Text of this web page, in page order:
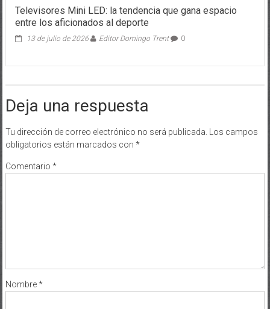
Televisores Mini LED: la tendencia que gana espacio
entre los aficionados al deporte
13 de julio de 2026 Editor Domingo Trent 0
Deja una respuesta
Tu dirección de correo electrónico no será publicada. Los campos
obligatorios están marcados con *
Comentario *
Nombre*